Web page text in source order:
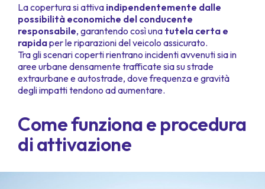
La copertura si attiva indipendentemente dalle
possibilità economiche del conducente
responsabile, garantendo così una tutela certa e
rapidaper le riparazioni del veicolo assicurato.
Tra gli scenari coperti rientrano incidenti avvenuti sia in
aree urbane densamente trafficate sia su strade
extraurbane e autostrade, dove frequenza e gravità
degli impatti tendono ad aumentare.
Come funziona e procedura
di attivazione